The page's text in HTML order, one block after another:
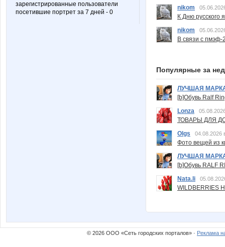
зарегистрированные пользователи
посетившие портрет за 7 дней - 0
nikom
К Дню русского
nikom
В связи с пмэф-
Популярные за
ЛУЧШАЯ
[b]Обувь Ralf
Lonza
ТОВАРЫ ДЛЯ
Olgs
04.08.2026
Фото вещей из
ЛУЧШАЯ
[b]Обувь RALF
Nata.li
© 2026 ООО «Сеть городских порталов» · Реклама